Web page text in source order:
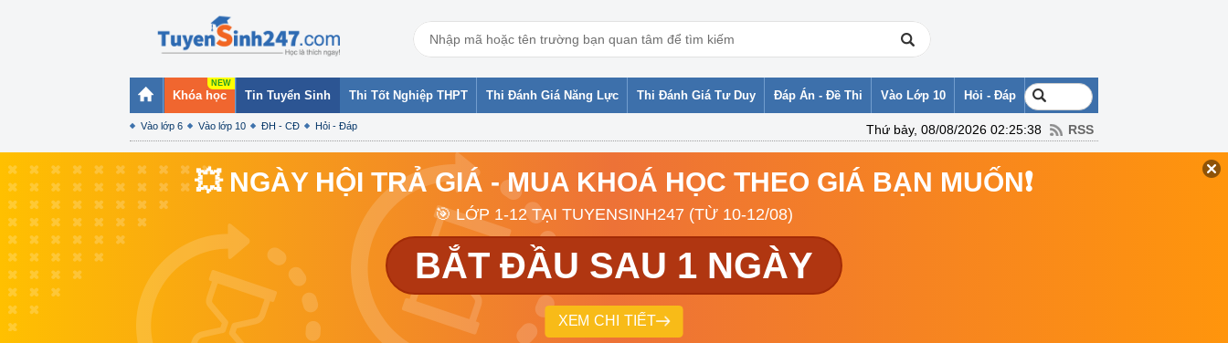
Khóa học Tin Tuyển Sinh
Vào lớp 6 Vào lớp 10 ĐH - CĐ Hỏi - Đáp
Thi Tốt Nghiệp THPT Thi Đánh Giá Năng Lực Thi Đánh Giá Tư Duy Đáp Án - Đề Thi Vào Lớp 10 Hỏi - Đáp
Thứ bảy, 08/08/2026 02:25:38 RSS
💥 NGÀY HỘI TRẢ GIÁ - MUA KHOÁ HỌC THEO GIÁ BẠN MUỐN❗
🎯 LỚP 1-12 TẠI TUYENSINH247 (TỪ 10-12/08)
BẮT ĐẦU SAU 1 NGÀY
XEM CHI TIẾT